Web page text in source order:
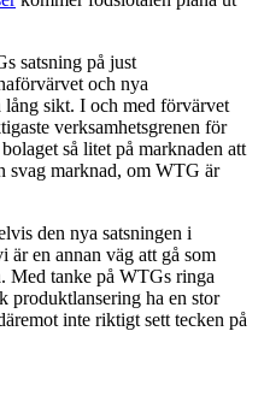
satsning på just
och nya
sikt. I och med förvärvet
verksamhetsgrenen för
så litet på marknaden att
svag marknad, om WTG är
den nya satsningen i
är en annan väg att gå som
Med tanke på WTGs ringa
produktlansering ha en stor
inte riktigt sett tecken på